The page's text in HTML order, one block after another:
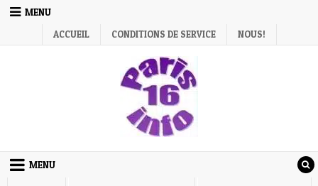
Skip
MENU
ACCUEIL
CONDITIONS DE SERVICE NOUS!
MENU